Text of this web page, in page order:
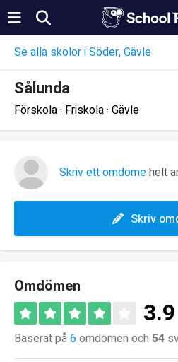
Se alla skolor i Söder, Gävle
Sålunda
Förskola · Friskola · Gävle
Skriv ett omdömehelt
Skriv
Omdömen
3.9
Baserat på6omdömen och 54